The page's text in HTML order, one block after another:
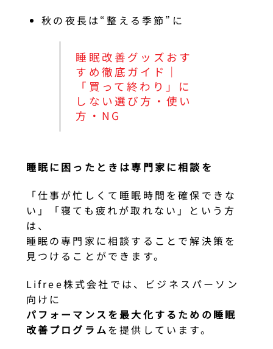
秋の夜長は“整える季節”に
睡眠改善グッズおす
すめ徹底ガイド｜
「買って終わり」に
しない選び方・使い
方・NG
睡眠に困ったときは専門家に相談を
「仕事が忙しくて睡眠時間を確保できな
い」「寝ても疲れが取れない」という方
は、
睡眠の専門家に相談することで解決策を
見つけることができます。
Lifree株式会社では、ビジネスパーソン
向けに
パフォーマンスを最大化するための睡眠
改善プログラムを提供しています。